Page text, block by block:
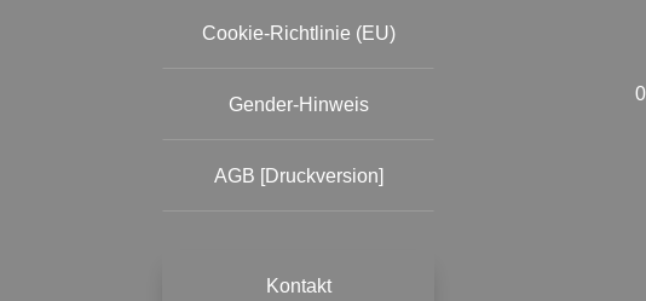
Cookie-Richtlinie (EU)
Gender-Hinweis
AGB [Druckversion]
Kontakt